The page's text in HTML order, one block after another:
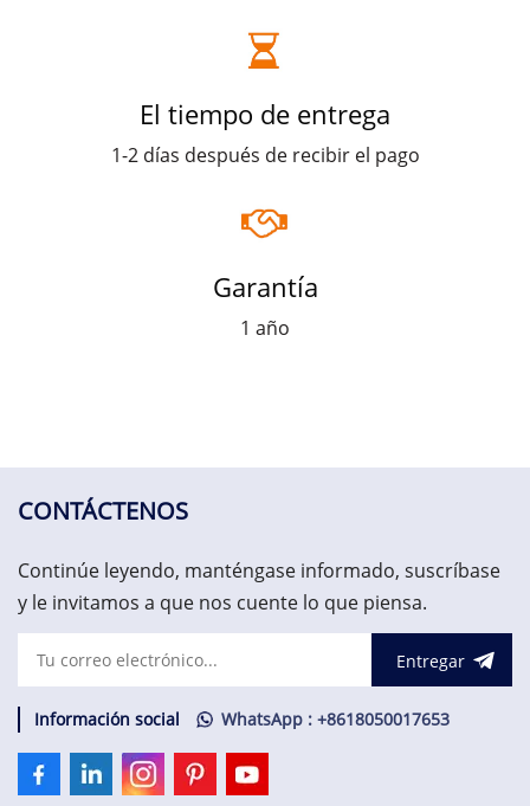
El tiempo de entrega
1-2 días después de recibir el pago
Garantía
1 año
CONTÁCTENOS
Continúe leyendo, manténgase informado, suscríbase
y le invitamos a que nos cuente lo que piensa.
Entregar
Información social WhatsApp : +8618050017653